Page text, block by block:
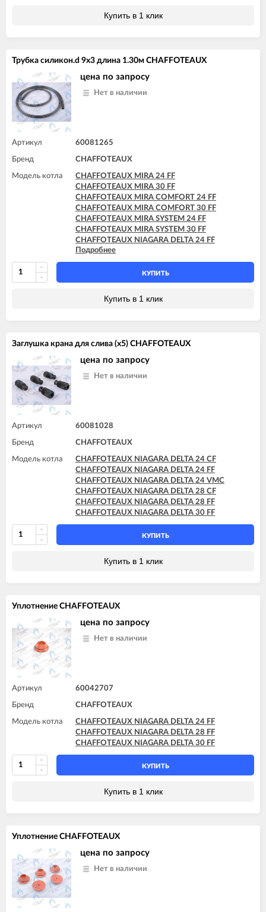
Купить в 1 клик
Трубка силикон.d 9x3 длина 1.30м CHAFFOTEAUX
цена по запросу
Нет в наличии
Артикул 60081265
Бренд CHAFFOTEAUX
Модель котла
CHAFFOTEAUX MIRA 24 FF
CHAFFOTEAUX MIRA 30 FF
CHAFFOTEAUX MIRA COMFORT 24 FF
CHAFFOTEAUX MIRA COMFORT 30 FF
CHAFFOTEAUX MIRA SYSTEM 24 FF
CHAFFOTEAUX MIRA SYSTEM 30 FF
CHAFFOTEAUX NIAGARA DELTA 24 FF
CHAFFOTEAUX NIAGARA DELTA 28 FF
CHAFFOTEAUX NIAGARA DELTA 30 FF
Подробнее
КУПИТЬ
Купить в 1 клик
Заглушка крана для слива (x5) CHAFFOTEAUX
цена по запросу
Нет в наличии
Артикул 60081028
Бренд CHAFFOTEAUX
Модель котла
CHAFFOTEAUX NIAGARA DELTA 24 CF
CHAFFOTEAUX NIAGARA DELTA 24 FF
CHAFFOTEAUX NIAGARA DELTA 24 VMC
CHAFFOTEAUX NIAGARA DELTA 28 CF
CHAFFOTEAUX NIAGARA DELTA 28 FF
CHAFFOTEAUX NIAGARA DELTA 30 FF
КУПИТЬ
Купить в 1 клик
Уплотнение CHAFFOTEAUX
цена по запросу
Нет в наличии
Артикул 60042707
Бренд CHAFFOTEAUX
Модель котла
CHAFFOTEAUX NIAGARA DELTA 24 FF
CHAFFOTEAUX NIAGARA DELTA 28 FF
CHAFFOTEAUX NIAGARA DELTA 30 FF
КУПИТЬ
Купить в 1 клик
Уплотнение CHAFFOTEAUX
цена по запросу
Нет в наличии